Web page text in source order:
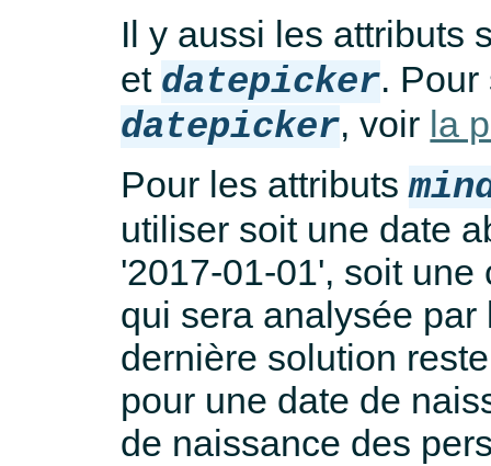
Il y aussi les attributs
et datepicker.
datepicker, voir la
Pour les attributs
utiliser soit une date
'2017-01-01', soit
qui sera analysée
dernière solution
pour une date de
de naissance des